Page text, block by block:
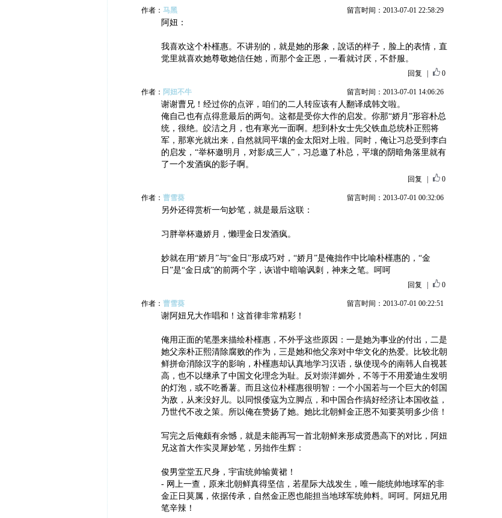
作者： 马黑 留言时间：2013-07-01 22:58:29
阿妞：
我喜欢这个朴槿惠。不讲别的，就是她的形象，說话的样子，脸上的表情，直
觉里就喜欢她尊敬她信任她，而那个金正恩，一看就讨厌，不舒服。
回复 0
作者： 阿妞不牛 留言时间：2013-07-01 14:06:26
谢谢曹兄！经过你的点评，咱们的二人转应该有人翻译成韩文啦。
俺自己也有点得意最后的两句。这都是受你大作的启发。你那“娇月”形容朴总
统，很绝。皎洁之月，也有寒光一面啊。想到朴女士先父铁血总统朴正熙将
军，那寒光就出来，自然就同平壤的金太阳对上啦。同时，俺让习总受到李白
的启发，“举杯邀明月，对影成三人”，习总邀了朴总，平壤的阴暗角落里就有
了一个发酒疯的影子啊。
回复 0
作者： 曹雪葵 留言时间：2013-07-01 00:32:06
另外还得赏析一句妙笔，就是最后这联：
习胖举杯邀娇月，懒理金日发酒疯。
妙就在用“娇月”与“金日”形成巧对，“娇月”是俺拙作中比喻朴槿惠的，“金
日”是“金日成”的前两个字，诙谐中暗喻讽刺，神来之笔。呵呵
回复 0
作者： 曹雪葵 留言时间：2013-07-01 00:22:51
谢阿妞兄大作唱和！这首律非常精彩！
俺用正面的笔墨来描绘朴槿惠，不外乎这些原因：一是她为事业的付出，二是
她父亲朴正熙清除腐败的作为，三是她和他父亲对中华文化的热爱。比较北朝
鲜拼命消除汉字的影响，朴槿惠却认真地学习汉语，纵使现今的南韩人自视甚
高，也不以继承了中国文化理念为耻。反对崇洋媚外，不等于不用爱迪生发明
的灯泡，或不吃番薯。而且这位朴槿惠很明智：一个小国若与一个巨大的邻国
为敌，从来没好儿。以同恨倭寇为立脚点，和中国合作搞好经济让本国收益，
乃世代不改之策。所以俺在赞扬了她。她比北朝鲜金正恩不知要英明多少倍！
写完之后俺颇有余憾，就是未能再写一首北朝鲜来形成贤愚高下的对比，阿妞
兄这首大作实灵犀妙笔，另拙作生辉：
俊男堂堂五尺身，宇宙统帅输黄裙！
- 网上一查，原来北朝鲜真得坚信，若星际大战发生，唯一能统帅地球军的非
金正日莫属，依据传承，自然金正恩也能担当地球军统帅料。呵呵。阿妞兄用
笔辛辣！